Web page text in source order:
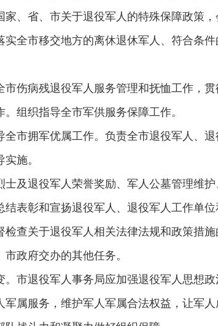
省、市关于退役军人的特殊保障政策，
市移交地方的离休退休军人、符合条件
病残退役军人服务管理和抚恤工作，贯
组织指导全市军供服务保障工作。
拥军优属工作。负责全市退役军人、退
施。
退役军人荣誉奖励、军人公墓管理维护
表彰和宣扬退役军人、退役军人工作单位
关于退役军人相关法律法规和政策措施
政府交办的其他任务。
退役军人事务局应加强退役军人思想政
军属服务，维护军人军属合法权益，让军